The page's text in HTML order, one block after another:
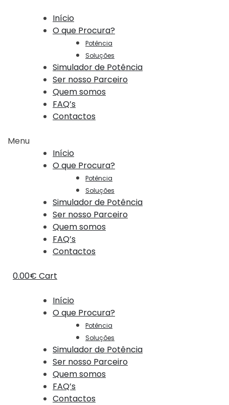
Início
O que Procura?
Potência
Soluções
Simulador de Potência
Ser nosso Parceiro
Quem somos
FAQ’s
Contactos
Menu
Início
O que Procura?
Potência
Soluções
Simulador de Potência
Ser nosso Parceiro
Quem somos
FAQ’s
Contactos
0.00€ Cart
Início
O que Procura?
Potência
Soluções
Simulador de Potência
Ser nosso Parceiro
Quem somos
FAQ’s
Contactos